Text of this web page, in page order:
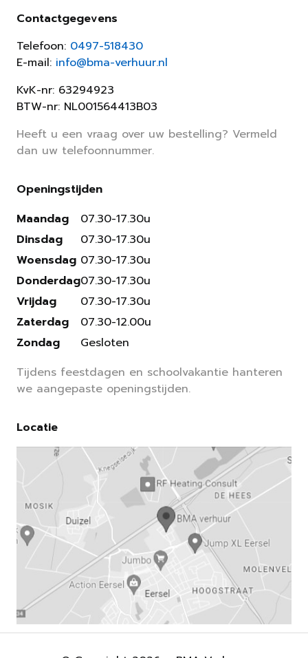
Contactgegevens
Telefoon: 0497-518430
E-mail: info@bma-verhuur.nl
KvK-nr: 63294923
BTW-nr: NL001564413B03
Heeft u een vraag over uw bestelling? Vermeld
dan uw telefoonnummer.
Openingstijden
Maandag
Dinsdag
Woensdag
Donderdag
Vrijdag
Zaterdag
Zondag
07.30-17.30u
07.30-17.30u
07.30-17.30u
07.30-17.30u
07.30-17.30u
07.30-12.00u
Gesloten
Tijdens feestdagen en schoolvakantie hanteren
we aangepaste openingstijden.
Locatie